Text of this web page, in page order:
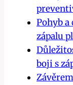
Pohyb
zápalu
boji s
Závěrem